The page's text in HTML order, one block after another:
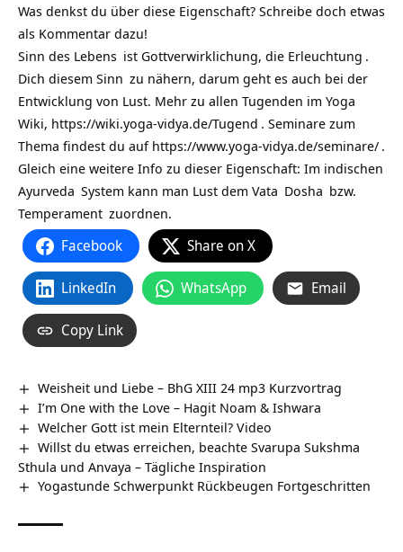
Was denkst du über diese Eigenschaft? Schreibe doch etwas
als Kommentar dazu!
Sinn des Lebens ist Gottverwirklichung, die Erleuchtung .
Dich diesem Sinn zu nähern, darum geht es auch bei der
Entwicklung von Lust. Mehr zu allen Tugenden im Yoga
Wiki, https://wiki.yoga-vidya.de/Tugend . Seminare zum
Thema findest du auf https://www.yoga-vidya.de/seminare/ .
Gleich eine weitere Info zu dieser Eigenschaft: Im indischen
Ayurveda System kann man Lust dem Vata Dosha bzw.
Temperament zuordnen.
Facebook Share on X
LinkedIn WhatsApp Email
Copy Link
Weisheit und Liebe – BhG XIII 24 mp3 Kurzvortrag
I’m One with the Love – Hagit Noam & Ishwara
Welcher Gott ist mein Elternteil? Video
Willst du etwas erreichen, beachte Svarupa Sukshma
Sthula und Anvaya – Tägliche Inspiration
Yogastunde Schwerpunkt Rückbeugen Fortgeschritten